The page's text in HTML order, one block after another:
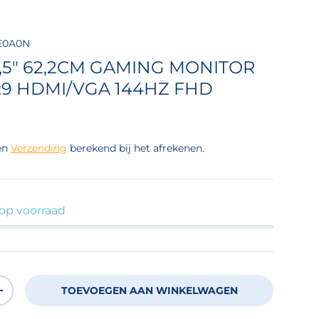
62,2CM GAMING MONITOR
HDMI/VGA 144HZ FHD
Verzending berekend bij het afrekenen.
voorraad
DE HOEVEELHEID
TOEVOEGEN AAN WINKELWAGEN